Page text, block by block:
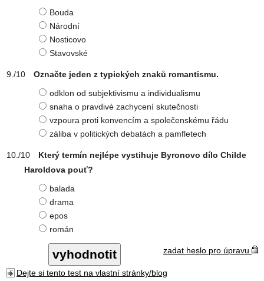
Bouda
Národní
Nosticovo
Stavovské
Označte jeden z typických znaků romantismu.
odklon od subjektivismu a individualismu
snaha o pravdivé zachycení skutečnosti
vzpoura proti konvencím a společenskému řádu
záliba v politických debatách a pamfletech
Který termín nejlépe vystihuje Byronovo dílo Childe
Haroldova pouť?
balada
drama
epos
román
zadat heslo pro úpravu
Dejte si tento test na vlastní stránky/blog